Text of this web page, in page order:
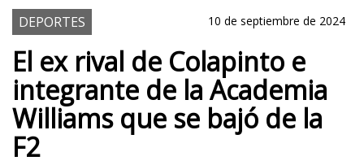
DEPORTES 10 de septiembre de 2024
El ex rival de Colapinto e
integrante de la Academia
Williams que se bajó de la
F2